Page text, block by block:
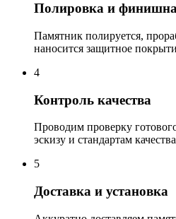
Полировка и
Памятник полируется,
наносится защитное
4
Контроль качества
Проводим проверку
эскизу и стандартам качества
5
Доставка и установка